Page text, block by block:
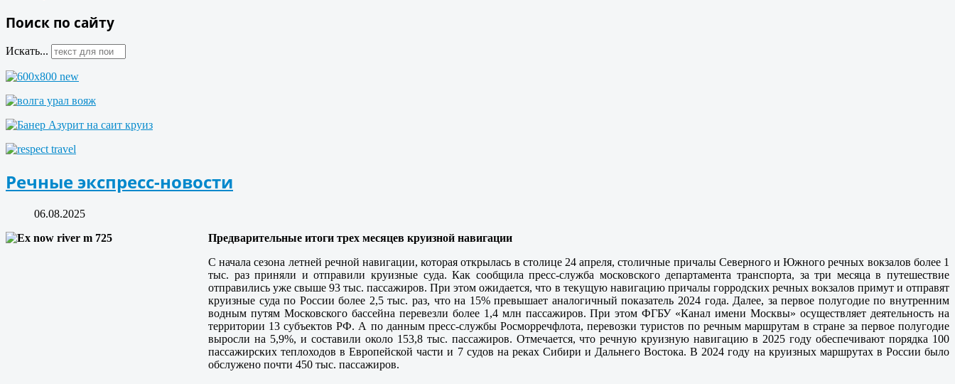
Поиск по сайту
Искать...
Речные экспресс-новости
06.08.2025
Предварительные итоги трех месяцев круизной навигации
С начала сезона летней речной навигации, которая открылась в столице 24 апреля, столичные причалы Северного и Южного речных вокзалов более 1
тыс. раз приняли и отправили круизные суда. Как сообщила пресс-служба московского департамента транспорта, за три месяца в путешествие
отправились уже свыше 93 тыс. пассажиров. При этом ожидается, что в текущую навигацию причалы горродских речных вокзалов примут и отправят
круизные суда по России более 2,5 тыс. раз, что на 15% превышает аналогичный показатель 2024 года. Далее, за первое полугодие по внутренним
водным путям Московского бассейна перевезли более 1,4 млн пассажиров. При этом ФГБУ «Канал имени Москвы» осуществляет деятельность на
территории 13 субъектов РФ. А по данным пресс-службы Росморречфлота, перевозки туристов по речным маршрутам в стране за первое полугодие
выросли на 5,9%, и составили около 153,8 тыс. пассажиров. Отмечается, что речную круизную навигацию в 2025 году обеспечивают порядка 100
пассажирских теплоходов в Европейской части и 7 судов на реках Сибири и Дальнего Востока. В 2024 году на круизных маршрутах в России было
обслужено почти 450 тыс. пассажиров.